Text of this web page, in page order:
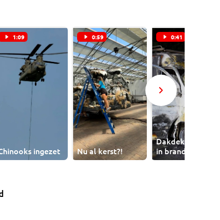
1:09
ingezet
0:59
Nu al kerst?!
0:41
Dakdekkersbus
in brand